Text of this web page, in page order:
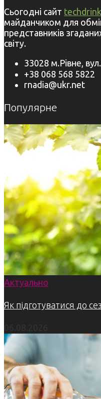
Сьогодні сайт
майданчиком для
представників
світу.
33028 м.Рівне,
+38 068 568 5822
rnadia@ukr.net
Популярне
Актуально
Як підготуватися до